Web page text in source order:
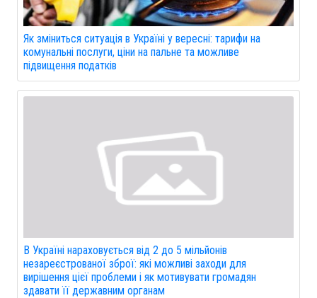
Як зміниться ситуація в Україні у вересні: тарифи на
комунальні послуги, ціни на пальне та можливе
підвищення податків
В Україні нараховується від 2 до 5 мільйонів
незареєстрованої зброї: які можливі заходи для
вирішення цієї проблеми і як мотивувати громадян
здавати її державним органам